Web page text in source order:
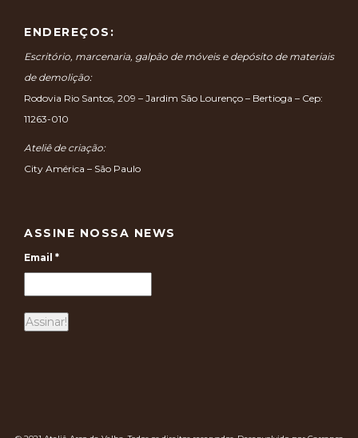
ENDEREÇOS:
Escritório, marcenaria, galpão de móveis e depósito de materiais
de demolição:
Rodovia Rio Santos, 209 – Jardim São Lourenço – Bertioga – Cep:
11263-010
Ateliê de criação:
City América – São Paulo
ASSINE NOSSA NEWS
Email *